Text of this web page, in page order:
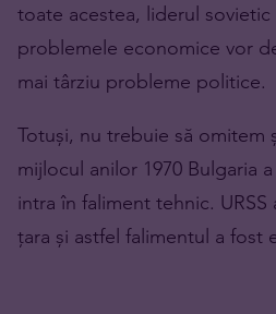
toate acestea, liderul sovietic
problemele economice vor
mai târziu probleme politice.
Totuși, nu trebuie să omitem
mijlocul anilor 1970 Bulgaria
intra în faliment tehnic.
țara și astfel falimentul a fost